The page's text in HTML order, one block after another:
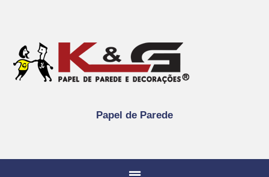
Papel de Parede